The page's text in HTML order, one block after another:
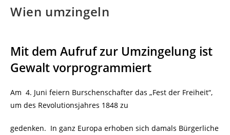
Wien umzingeln
Mit dem Aufruf zur Umzingelung ist
Gewalt vorprogrammiert
Am 4. Juni feiern Burschenschafter das „Fest der Freiheit“,
um des Revolutionsjahres 1848 zu
gedenken. In ganz Europa erhoben sich damals Bürgerliche